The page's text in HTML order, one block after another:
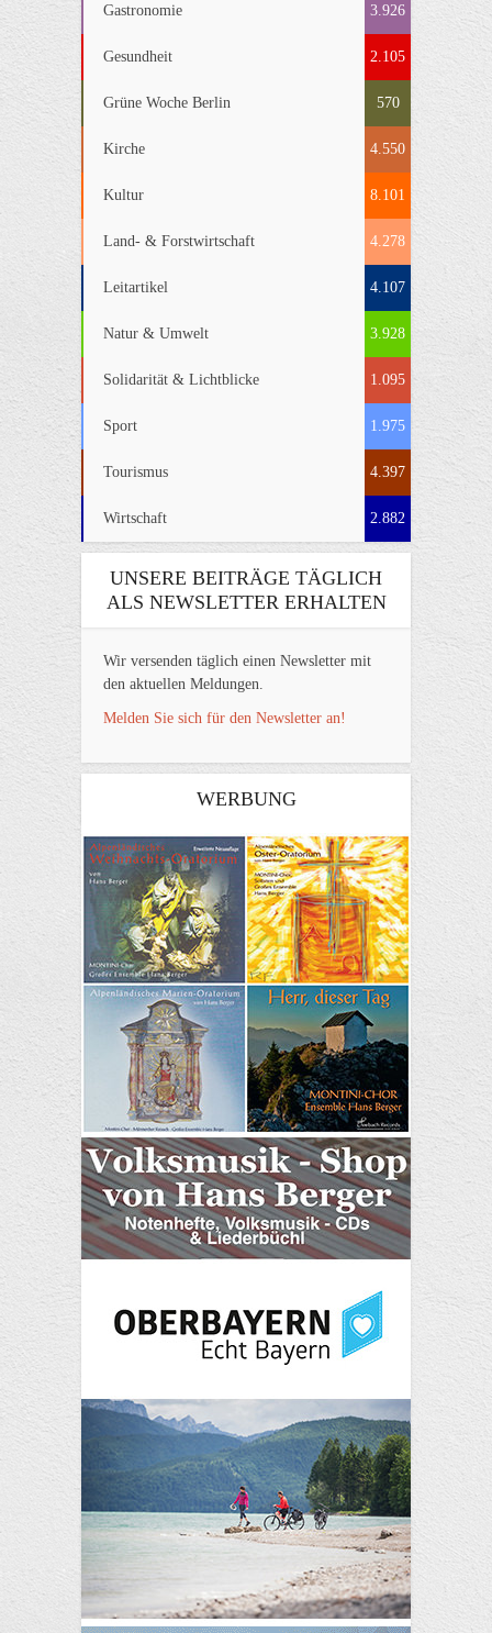
Gastronomie 3.926
Gesundheit 2.105
Grüne Woche Berlin 570
Kirche 4.550
Kultur 8.101
Land- & Forstwirtschaft 4.278
Leitartikel 4.107
Natur & Umwelt 3.928
Solidarität & Lichtblicke 1.095
Sport 1.975
Tourismus 4.397
Wirtschaft 2.882
UNSERE BEITRÄGE TÄGLICH
ALS NEWSLETTER ERHALTEN
Wir versenden täglich einen Newsletter mit
den aktuellen Meldungen.
Melden Sie sich für den Newsletter an!
WERBUNG